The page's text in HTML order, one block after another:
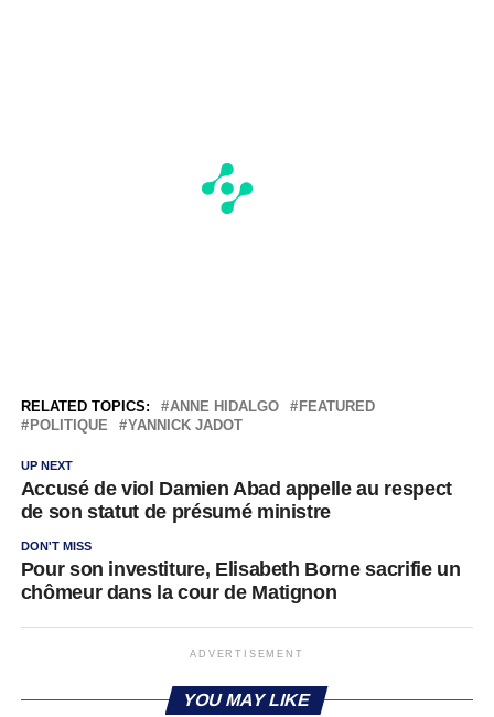
RELATED TOPICS: ANNE HIDALGO
FEATURED
POLITIQUE
YANNICK JADOT
UP NEXT
Accusé de viol Damien Abad appelle au respect
de son statut de présumé ministre
DON'T MISS
Pour son investiture, Elisabeth Borne sacrifie un
chômeur dans la cour de Matignon
ADVERTISEMENT
YOU MAY LIKE